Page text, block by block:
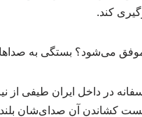
کند.
موفق می‌شود؟ بستگی به
در داخل ایران طیفی از
کشاندن آن صدای‌شان